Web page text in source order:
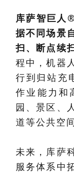
库萨智巨人
据不同场景
扫、断点续
程中，机器
行到归站充
作业能力和
园、景区、
道等公共空
未来，库萨
服务体系中